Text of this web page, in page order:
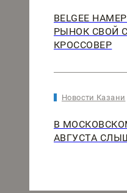
BELGEE
РЫНОК СВОЙ
КРОССОВЕР
Новости Казани
В
АВГУСТА